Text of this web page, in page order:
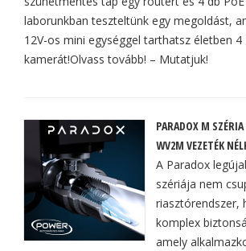
laborunkban teszteltünk egy megoldást,
12V-os mini egységgel tarthatsz életben 4
kamerát!Olvass tovább! – Mutatjuk!
PARADOX M
WV2M VEZETÉK
A Paradox
szériája nem
riasztórendszer,
komplex
amely